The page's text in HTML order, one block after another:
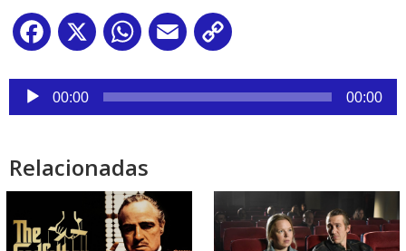
Facebook
X WhatsApp
Email
Reproductor
audio
00:00 00:00
Relacionadas